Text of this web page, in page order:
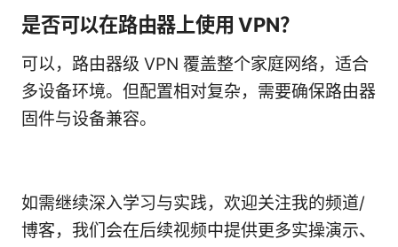
是否可以在路由器上使用 VPN？
可以，路由器级 VPN 覆盖整个家庭网络，适合
多设备环境。但配置相对复杂，需要确保路由器
固件与设备兼容。
如需继续深入学习与实践，欢迎关注我的频道/
博客，我们会在后续视频中提供更多实操演示、